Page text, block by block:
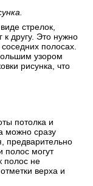
стрелок,
другу. Это нужно
полосах.
узором
рисунка, что
потолка и
можно сразу
предварительно
полос могут
полос не
верха и